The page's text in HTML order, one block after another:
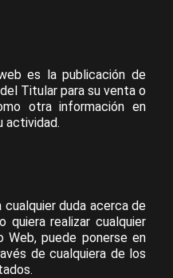
es la publicación de
Titular para su venta o
otra información en
actividad.
duda acerca de
quiera realizar cualquier
puede ponerse en
de cualquiera de los